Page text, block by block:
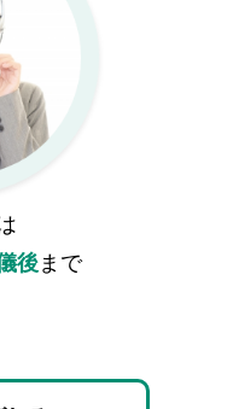
後まで